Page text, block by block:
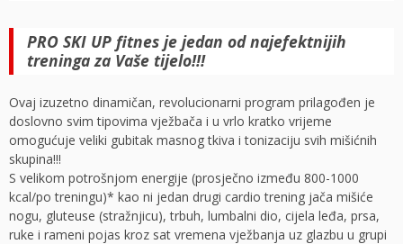
PRO SKI UP fitnes je jedan od najefektnijih
treninga za Vaše tijelo!!!
Ovaj izuzetno dinamičan, revolucionarni program prilagođen je
doslovno svim tipovima vježbača i u vrlo kratko vrijeme
omogućuje veliki gubitak masnog tkiva i tonizaciju svih mišićnih
skupina!!!
S velikom potrošnjom energije (prosječno između 800-1000
kcal/po treningu)* kao ni jedan drugi cardio trening jača mišiće
nogu, gluteuse (stražnjicu), trbuh, lumbalni dio, cijela leđa, prsa,
ruke i rameni pojas kroz sat vremena vježbanja uz glazbu u grupi